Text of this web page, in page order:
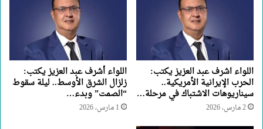
اللواء اشرف عبد العزيز يكتب:
الحرب الإيرانية الأمريكية..
سيناريوهات الاشتباك في مرحلة…
2 مارس، 2026
اللواء أشرف عبد العزيز يكتب:
زلزال الشرق الأوسط.. ليلة سقوط
“الصمت” وبدء…
1 مارس، 2026